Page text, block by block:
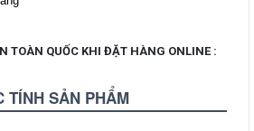
TOÀN QUỐC KHI ĐẶT HÀNG ONLINE :
TÍNH SẢN PHẨM